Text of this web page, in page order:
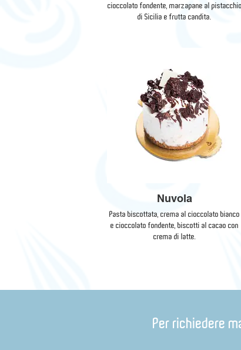
cioccolato fondente, marzapane al pistacchio
di Sicilia e frutta candita.
Nuvola
Pasta biscottata, crema al cioccolato bianco
e cioccolato fondente, biscotti al cacao con
crema di latte.
Per richiedere